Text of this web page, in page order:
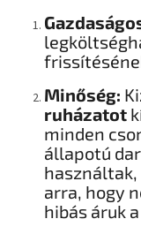
Minőség:
ruházatot
minden
állapotú
arra, hogy
hibás áruk